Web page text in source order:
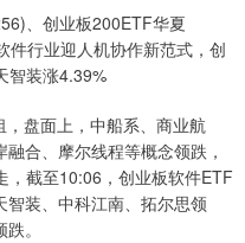
、创业板200ETF华夏
行业迎人机协作新范式，创
智装涨4.39%
盘面上，中船系、商业航
合、摩尔线程等概念领跌，
截至10:06，创业板软件ETF
装、中科江南、拓尔思领
。